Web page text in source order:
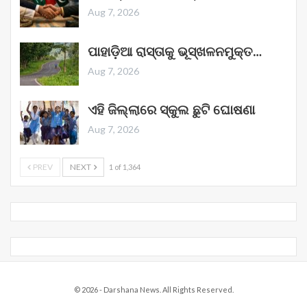
Aug 7, 2026
ପାହାଡ଼ିଆ ରାସ୍ତାକୁ ଭୂସ୍ଖଳନମୁକ୍ତ…
Aug 7, 2026
ଏହି ଜିଲ୍ଲାରେ ସ୍କୁଲ ଛୁଟି ଘୋଷଣା
Aug 7, 2026
PREV NEXT 1 of 1,364
© 2026 - Darshana News. All Rights Reserved.